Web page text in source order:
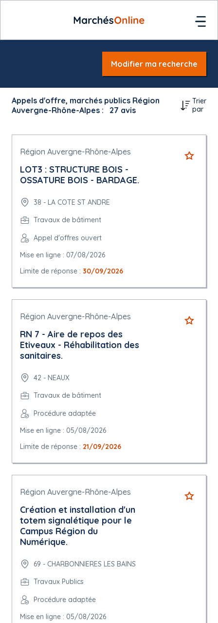
Modifier ma recherche
Appels d'offre, marchés publics Région
Auvergne-Rhône-Alpes :
27 avis
Trier
par
Région Auvergne-Rhône-Alpes
LOT3 : STRUCTURE BOIS -
OSSATURE BOIS - BARDAGE.
38 - LA COTE ST ANDRE
Travaux de bâtiment
Appel d'offres ouvert
Mise en ligne : 07/08/2026
Limite de réponse : 30/09/2026
Région Auvergne-Rhône-Alpes
RN 7 - Aire de repos des
Etiveaux - Réhabilitation des
sanitaires.
42 - NEAUX
Travaux de bâtiment
Procédure adaptée
Mise en ligne : 05/08/2026
Limite de réponse : 21/09/2026
Région Auvergne-Rhône-Alpes
Création et installation d'un
totem signalétique pour le
Campus Région du
Numérique.
69 - CHARBONNIERES LES BAINS
Travaux Publics
Procédure adaptée
Mise en ligne : 05/08/2026